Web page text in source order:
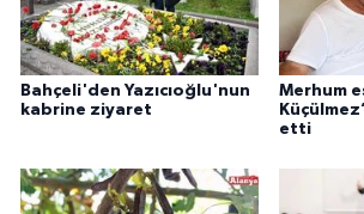
Bahçeli'den Yazıcıoğlu'nun
kabrine ziyaret
Merhum
etti